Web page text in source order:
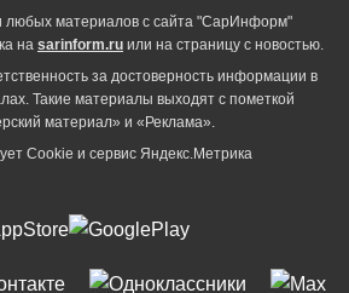
любых материалов с сайта "СарИнформ"
на sarinform.ru или на страницу с новостью.
за достоверность информации в
Такие материалы выходят с пометкой
материал» и «Реклама».
Cookie и сервиc Яндекс.Метрика